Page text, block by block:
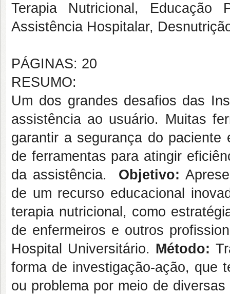
Terapia Nutricional, Educação
Assistência Hospitalar,
PÁGINAS: 20
RESUMO:
Um dos grandes desafios das
assistência ao usuário. Muitas
garantir a segurança do
de ferramentas para atingir
da assistência. Objetivo:
de um recurso educacional
terapia nutricional, como
de enfermeiros e outros
Hospital Universitário. Método:
forma de investigação-ação, que
ou problema por meio de